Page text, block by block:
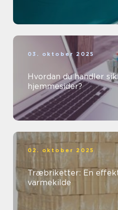
03. oktober 2025
Hvordan du handler
hjemmesider?
02. oktober 2025
Træbriketter: En
varmekilde